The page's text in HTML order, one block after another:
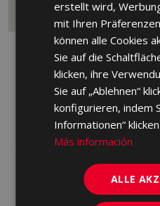
BYBLOS ARENA
LAPPATO 90 X 90
HVM230 | 90x90
Zu Favoriten
hinzufügen
erstellt wird,
mit Ihren
können alle Cookies
Sie auf die
klicken, ihre
Sie auf „Ablehnen“
konfigurieren, indem
Informationen“ klicken
Más información
ALLE